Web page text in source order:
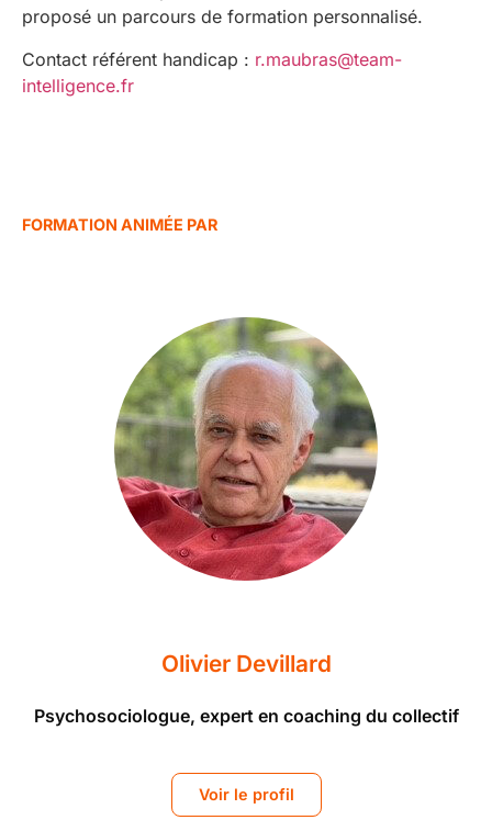
proposé un parcours de formation personnalisé.
Contact référent handicap : r.maubras@team-
intelligence.fr
FORMATION ANIMÉE PAR
Olivier Devillard
Psychosociologue, expert en coaching du collectif
Voir le profil